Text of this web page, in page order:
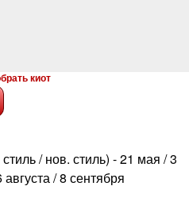
киот
/ нов. стиль) - 21 мая / 3
/ 8 сентября